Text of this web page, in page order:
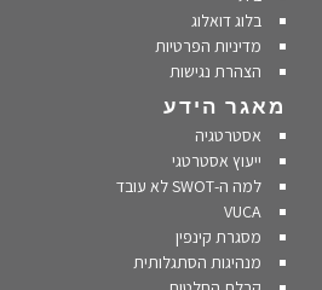
בלוג דואלוג
מדיניות הפרטיות
הצהרת נגישות
מאגר הידע
אסטרטגיה
ייעוץ אסטרטגי
למה ה-SWOT לא עובד
VUCA
מסגרת קינפין
מנהיגות הסתגלותית